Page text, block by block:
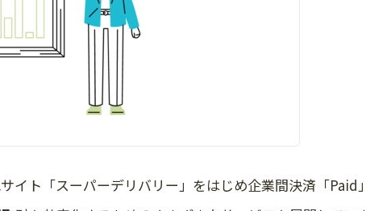
イト「スーパーデリバリー」をはじめ企業間決済「